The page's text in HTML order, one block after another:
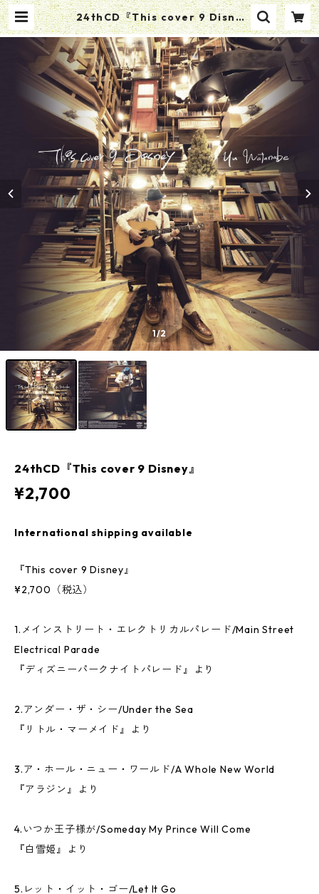
24thCD『This cover 9 Disne
y』 | わたなべゆう オンラインショ
ップ
1/2
24thCD『This cover 9 Disney』
¥2,700
International shipping available
『This cover 9 Disney』
¥2,700（税込）
1.メインストリート・エレクトリカルパレード/Main Street
Electrical Parade
『ディズニーパークナイトパレード』より
2.アンダー・ザ・シー/Under the Sea
『リトル・マーメイド』より
3.ア・ホール・ニュー・ワールド/A Whole New World
『アラジン』より
4.いつか王子様が/Someday My Prince Will Come
『白雪姫』より
5.レット・イット・ゴー/Let It Go